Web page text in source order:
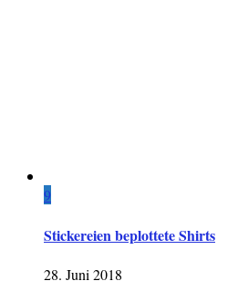
9
Stickereien beplottete Shirts
28. Juni 2018